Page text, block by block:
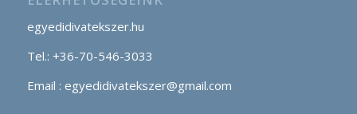
egyedidivatekszer.hu
Tel.: +36-70-546-3033
Email : egyedidivatekszer@gmail.com